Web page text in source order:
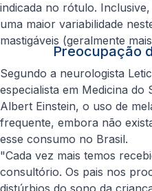
indicada no rótulo.
uma maior variabilidade
mastigáveis (geralmente
Preocupação
Segundo a neurologista
especialista em Medicina do
Albert Einstein, o uso de
frequente, embora não
esse consumo no Brasil.
"Cada vez mais temos
consultório. Os pais nos
distúrbios do sono da